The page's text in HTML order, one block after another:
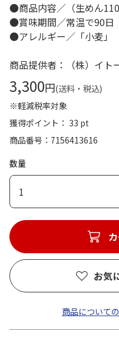
●商品内容／（生めん
●賞味期間／常温で90日
●アレルギー／「小麦」
商品提供者：（株）イト
3,300円(送料・税込)
※軽減税率対象
獲得ポイント： 33 pt
商品番号
7156413616
数量
1
お気
商品について